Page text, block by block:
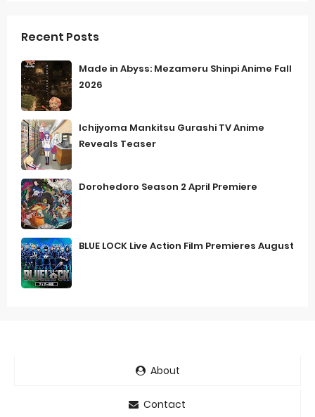
Recent Posts
Made in Abyss: Mezameru Shinpi Anime Fall
2026
Ichijyoma Mankitsu Gurashi TV Anime
Reveals Teaser
Dorohedoro Season 2 April Premiere
BLUE LOCK Live Action Film Premieres August
About
Contact